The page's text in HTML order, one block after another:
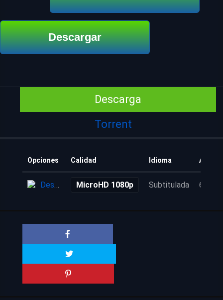
Descargar
Descarga
Torrent
Opciones Calidad Idioma
Descarga MicroHD 1080p Subtitulada 6 años